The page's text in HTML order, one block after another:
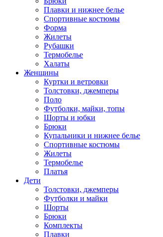
Плавки и нижнее белье
Спортивные костюмы
Форма
Жилеты
Рубашки
Термобелье
Халаты
Женщины
Куртки и ветровки
Толстовки, джемперы
Поло
Футболки, майки, топы
Шорты и юбки
Брюки
Купальники и нижнее белье
Спортивные костюмы
Жилеты
Термобелье
Платья
Дети
Толстовки, джемперы
Футболки и майки
Шорты
Брюки
Комплекты
Плавки